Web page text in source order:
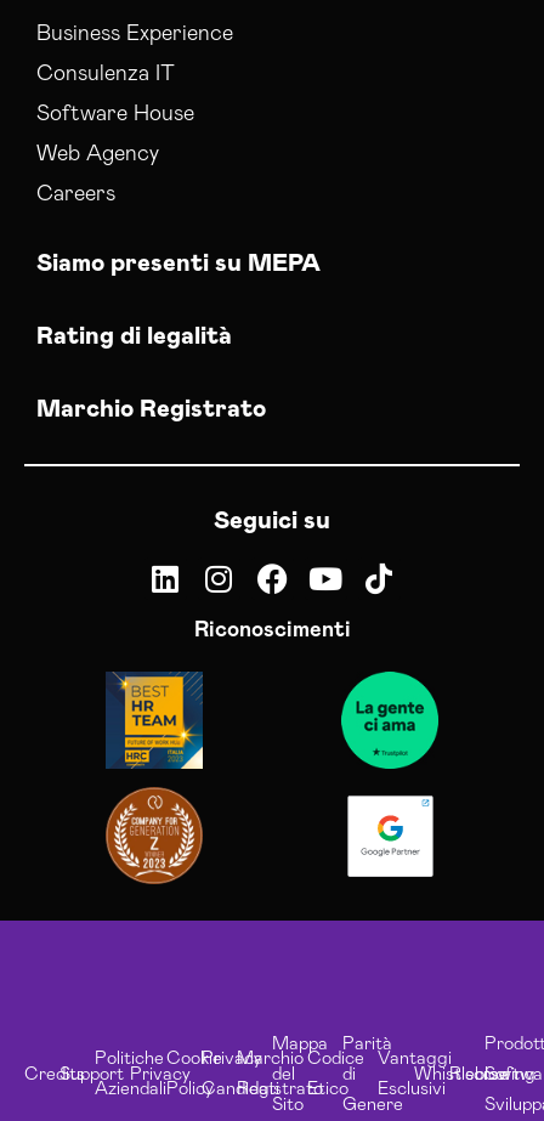
Business Experience
Consulenza IT
Software House
Web Agency
Careers
Siamo presenti su MEPA
Rating di legalità
Marchio Registrato
Seguici su
Riconoscimenti
CreditsSupport
Politiche
Aziendali
Privacy
Cookie
Policy
Privacy
Candidati
Marchio
Registrato
Mappa
del
Sito
Codice
Etico
Parità
di
Genere
Vantaggi
Esclusivi
Whistleblowing
Risorse